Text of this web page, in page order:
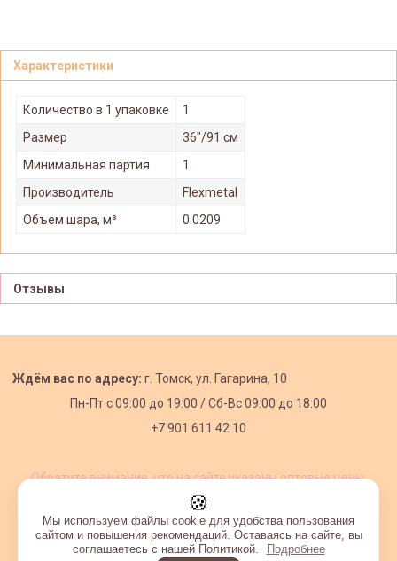
Характеристики
Количество в 1 упаковке
1
Размер
36"/91 см
Минимальная партия
1
Производитель
Flexmetal
Объем шара, м³
0.0209
Отзывы
Ждём вас по адресу: г. Томск, ул. Гагарина, 10
Пн-Пт с09:00 до 19:00 /Сб-Вс 09:00 до 18:00
+7 901 611 42 10
Обратите внимание, что на сайте указаны оптовые цены,
🍪
Мы используем файлы cookie для удобства пользования
сайтом и повышения рекомендаций. Оставаясь на сайте, вы
соглашаетесь с нашей Политикой.
Подробнее